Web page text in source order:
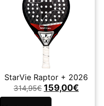
StarVie Raptor + 2026
314,95€ 159,00€